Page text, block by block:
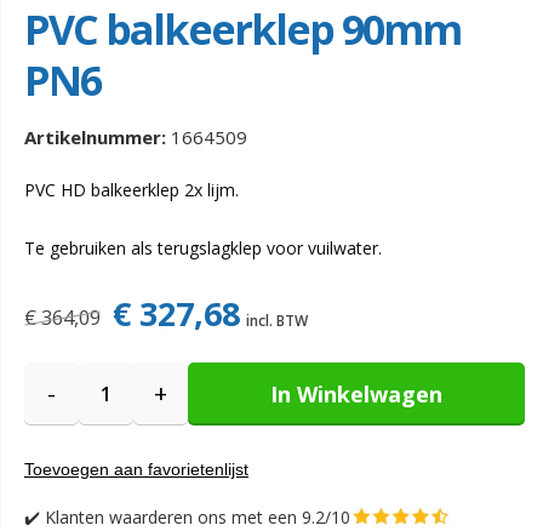
PVC balkeerklep 90mm
PN6
Artikelnummer: 1664509
PVC HD balkeerklep 2x lijm.
Te gebruiken als terugslagklep voor vuilwater.
€ 327,68
€ 364,09
- + In Winkelwagen
Toevoegen aan favorietenlijst
✔️ Klanten waarderen ons met een 9.2/10